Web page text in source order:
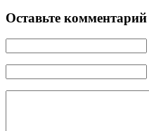
Оставьте комментарий